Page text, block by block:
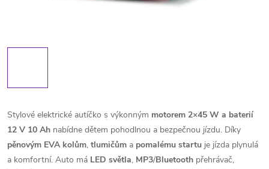
Stylové elektrické autíčko s výkonným motorem 2×45 W a baterií
12 V 10 Ah nabídne dětem pohodlnou a bezpečnou jízdu. Díky
pěnovým EVA kolům, tlumičům a pomalému startu je jízda plynulá
a komfortní. Auto má LED světla, MP3/Bluetooth přehrávač,